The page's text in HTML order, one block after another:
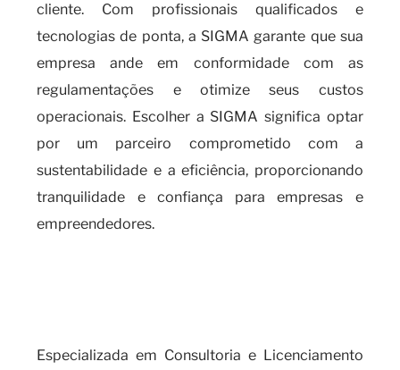
cliente. Com profissionais qualificados e
tecnologias de ponta, a SIGMA garante que sua
empresa ande em conformidade com as
regulamentações e otimize seus custos
operacionais. Escolher a SIGMA significa optar
por um parceiro comprometido com a
sustentabilidade e a eficiência, proporcionando
tranquilidade e confiança para empresas e
empreendedores.
Especializada em Consultoria e Licenciamento